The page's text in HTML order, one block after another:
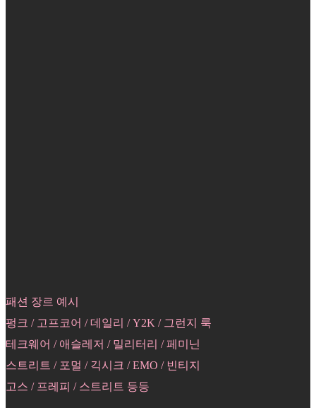
패션 장르 예시
펑크 / 고프코어 / 데일리 / Y2K / 그런지 룩
테크웨어 / 애슬레저 / 밀리터리 / 페미닌
스트리트 / 포멀 / 긱시크 / EMO / 빈티지
고스 / 프레피 / 스트리트 등등